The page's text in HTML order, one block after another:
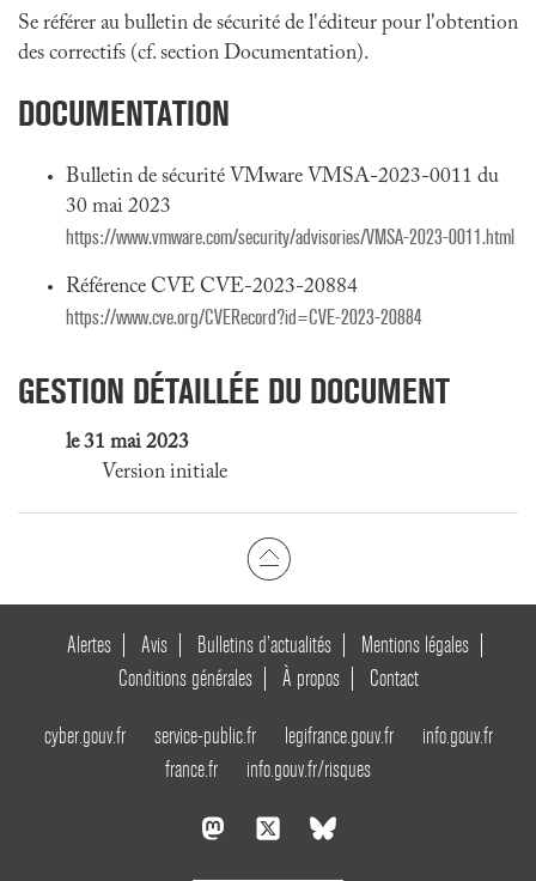
Se référer au bulletin de sécurité de l'éditeur pour l'obtention
des correctifs (cf. section Documentation).
DOCUMENTATION
Bulletin de sécurité VMware VMSA-2023-0011 du
30 mai 2023
https://www.vmware.com/security/advisories/VMSA-2023-0011.html
Référence CVE CVE-2023-20884
https://www.cve.org/CVERecord?id=CVE-2023-20884
GESTION DÉTAILLÉE DU DOCUMENT
le 31 mai 2023
Version initiale
Alertes Avis Bulletins d’actualités
Mentions légales
Conditions générales
À propos Contact
cyber.gouv.fr service-public.fr legifrance.gouv.fr
info.gouv.fr
france.fr
info.gouv.fr/risques